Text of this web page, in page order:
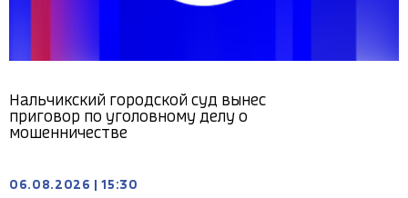
Нальчикский городской суд вынес
приговор по уголовному делу о
мошенничестве
06.08.2026 15:30